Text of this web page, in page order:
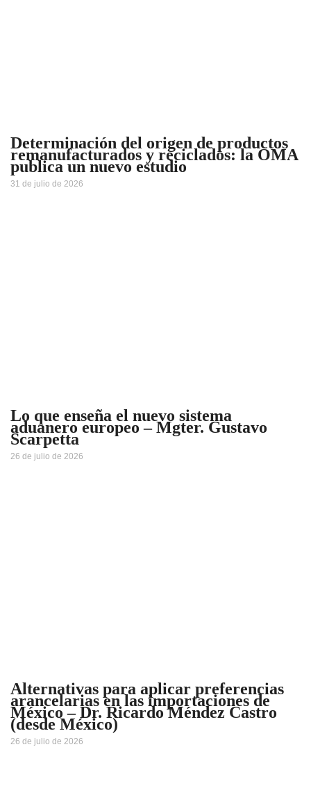
Determinación del origen de productos
remanufacturados y reciclados: la OMA
publica un nuevo estudio
31 de julio de 2026
Lo que enseña el nuevo sistema
aduanero europeo – Mgter. Gustavo
Scarpetta
26 de julio de 2026
Alternativas para aplicar preferencias
arancelarias en las importaciones de
México – Dr. Ricardo Méndez Castro
(desde México)
26 de julio de 2026